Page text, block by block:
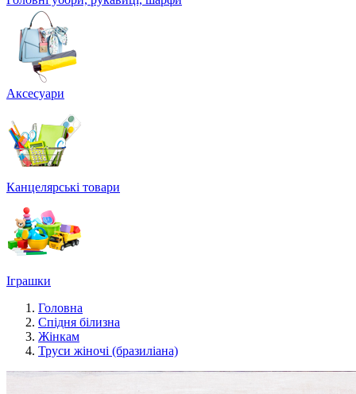
Аксесуари
Канцелярські товари
Іграшки
Головна
Спідня білизна
Жінкам
Труси жіночі (бразиліана)